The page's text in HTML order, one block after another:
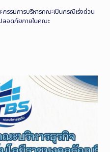
รรมการบริหารคณะเป็นกรณีเร่งด่วน
ลอดภัยภายในคณะ